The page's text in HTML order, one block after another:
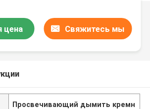
цена Свяжитесь мы
Просвечивающий дымить кремн